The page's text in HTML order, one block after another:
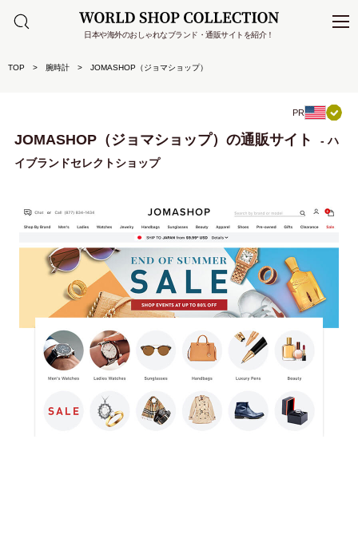
日本や海外のおしゃれなブランド・通販サイトを紹介！
TOP 腕時計 JOMASHOP（ジョマショップ）
JOMASHOP（ジョマショップ）の通販サイト
- ハ
イブランドセレクトショップ
PR